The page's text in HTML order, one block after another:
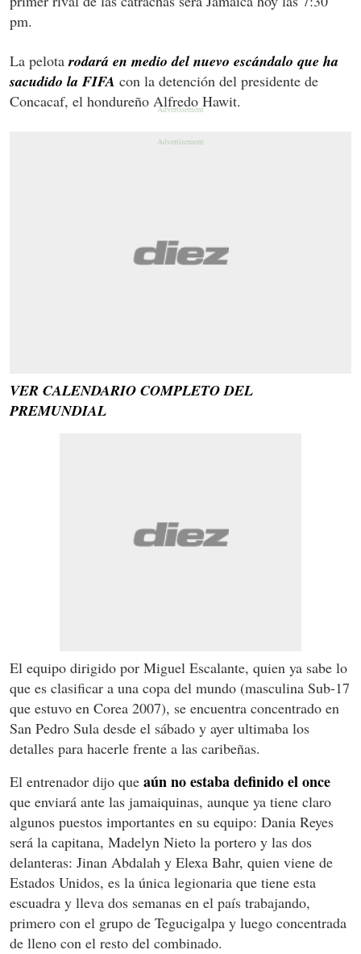
pm.
La pelotarodará en medio del nuevo escándalo que ha
sacudido la FIFA con la detención del presidente de
Concacaf, el hondureño Alfredo Hawit.
VER CALENDARIO COMPLETO DEL
PREMUNDIAL
El equipo dirigido por Miguel Escalante, quien ya sabe lo
que es clasificar a una copa del mundo (masculina Sub-17
que estuvo en Corea 2007), se encuentra concentrado en
San Pedro Sula desde el sábado y ayer ultimaba los
detalles para hacerle frente a las caribeñas.
El entrenador dijo que aún no estaba definido el once
que enviará ante las jamaiquinas, aunque ya tiene claro
algunos puestos importantes en su equipo: Dania Reyes
será la capitana, Madelyn Nieto la portero y las dos
delanteras: Jinan Abdalah y Elexa Bahr, quien viene de
Estados Unidos, es la única legionaria que tiene esta
escuadra y lleva dos semanas en el país trabajando,
primero con el grupo de Tegucigalpa y luego concentrada
de lleno con el resto del combinado.